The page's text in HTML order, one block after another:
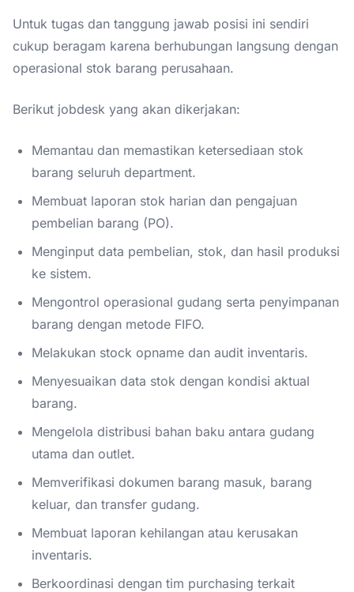
Untuk tugas dan tanggung jawab posisi ini sendiri
cukup beragam karena berhubungan langsung dengan
operasional stok barang perusahaan.
Berikut jobdesk yang akan dikerjakan:
Memantau dan memastikan ketersediaan stok
barang seluruh department.
Membuat laporan stok harian dan pengajuan
pembelian barang (PO).
Menginput data pembelian, stok, dan hasil produksi
ke sistem.
Mengontrol operasional gudang serta penyimpanan
barang dengan metode FIFO.
Melakukan stock opname dan audit inventaris.
Menyesuaikan data stok dengan kondisi aktual
barang.
Mengelola distribusi bahan baku antara gudang
utama dan outlet.
Memverifikasi dokumen barang masuk, barang
keluar, dan transfer gudang.
Membuat laporan kehilangan atau kerusakan
inventaris.
Berkoordinasi dengan tim purchasing terkait